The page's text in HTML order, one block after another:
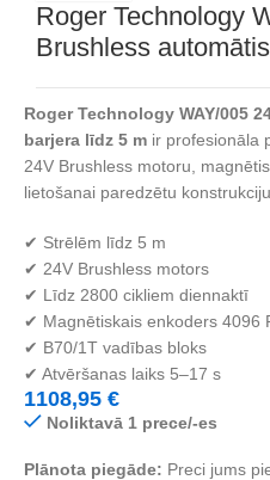
Roger Technology
Brushless
Roger Technology WAY/005
barjera līdz 5 m ir profesionāla
24V Brushless motoru,
lietošanai paredzētu konstrukciju.
✔ Strēlēm līdz 5 m
✔ 24V Brushless motors
✔ Līdz 2800 cikliem diennaktī
✔ Magnētiskais enkoders 4096
✔ B70/1T vadības bloks
✔ Atvēršanas laiks 5–17 s
1108,95 €
Noliktavā 1 prece/-es
Plānota piegāde: Preci jums